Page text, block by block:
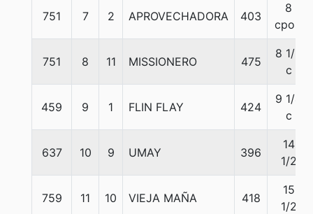
751 7 2 APROVECHADORA 403
8
cpos.
751 8 11 MISSIONERO 475
8 1/2
c
459 9 1 FLIN FLAY 424
9 1/4
c
637 10 9 UMAY 396
14
1/2
759 11 10 VIEJA MAÑA 418
15
1/2